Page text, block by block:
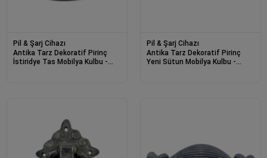
Pil & Şarj Cihazı
Antika Tarz Dekoratif Pirinç
İstiridye Tas Mobilya Kulbu -
Pil & Şarj Cihazı
Antika Tarz Dekoratif Pirinç
Yeni Sütun Mobilya Kulbu -